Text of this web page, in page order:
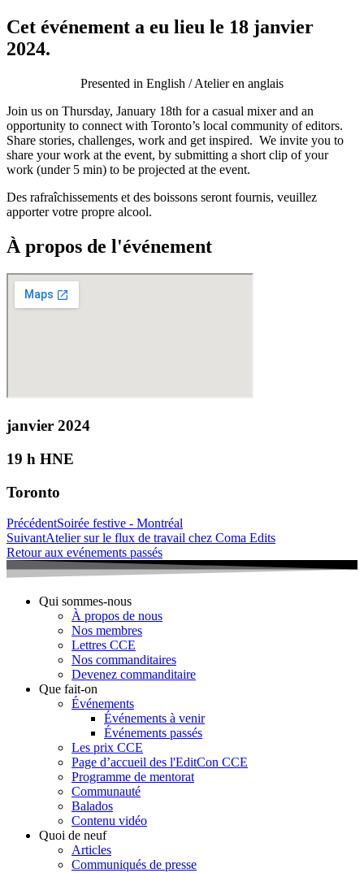
Cet événement a eu lieu le 18 janvier
2024.
Presented in English / Atelier en anglais
Join us on Thursday, January 18th for a casual mixer and an
opportunity to connect with Toronto’s local community of editors.
Share stories, challenges, work and get inspired. We invite you to
share your work at the event, by submitting a short clip of your
work (under 5 min) to be projected at the event.
Des rafraîchissements et des boissons seront fournis, veuillez
apporter votre propre alcool.
À propos de l'événement
janvier 2024
19 h HNE
Toronto
PrécédentSoirée festive - Montréal
SuivantAtelier sur le flux de travail chez Coma Edits
Retour aux evénements passés
Qui sommes-nous
À propos de nous
Nos membres
Lettres CCE
Nos commanditaires
Devenez commanditaire
Que fait-on
Événements
Événements à venir
Événements passés
Les prix CCE
Page d’accueil des l'EditCon CCE
Programme de mentorat
Communauté
Balados
Contenu vidéo
Quoi de neuf
Articles
Communiqués de presse